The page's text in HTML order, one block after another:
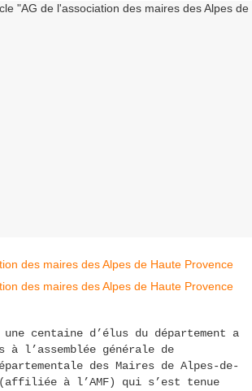
centaine d’élus du département a
à l’assemblée générale de
des Maires de Alpes-de-
(affiliée à l’AMF) qui s’est tenue